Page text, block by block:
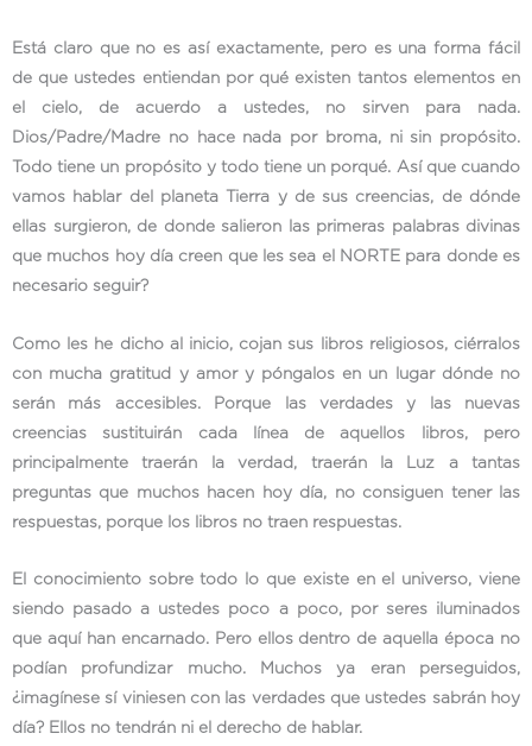
Está claro que no es así exactamente, pero es una forma fácil
de que ustedes entiendan por qué existen tantos elementos en
el cielo, de acuerdo a ustedes, no sirven para nada.
Dios/Padre/Madre no hace nada por broma, ni sin propósito.
Todo tiene un propósito y todo tiene un porqué. Así que cuando
vamos hablar del planeta Tierra y de sus creencias, de dónde
ellas surgieron, de donde salieron las primeras palabras divinas
que muchos hoy día creen que les sea el NORTE para donde es
necesario seguir?
Como les he dicho al inicio, cojan sus libros religiosos, ciérralos
con mucha gratitud y amor y póngalos en un lugar dónde no
serán más accesibles. Porque las verdades y las nuevas
creencias sustituirán cada línea de aquellos libros, pero
principalmente traerán la verdad, traerán la Luz a tantas
preguntas que muchos hacen hoy día, no consiguen tener las
respuestas, porque los libros no traen respuestas.
El conocimiento sobre todo lo que existe en el universo, viene
siendo pasado a ustedes poco a poco, por seres iluminados
que aquí han encarnado. Pero ellos dentro de aquella época no
podían profundizar mucho. Muchos ya eran perseguidos,
¿imagínese sí viniesen con las verdades que ustedes sabrán hoy
día? Ellos no tendrán ni el derecho de hablar.